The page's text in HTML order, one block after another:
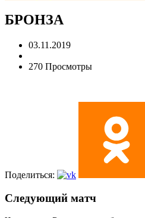
БРОНЗА
03.11.2019
270 Просмотры
Поделиться:
Следующий матч